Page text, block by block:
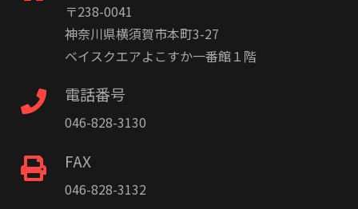
〒238-0041
神奈川県横須賀市本町3-27
ベイスクエアよこすか一番館１階
電話番号
046-828-3130
FAX
046-828-3132